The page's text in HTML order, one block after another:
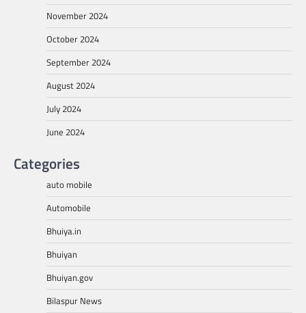
November 2024
October 2024
September 2024
August 2024
July 2024
June 2024
Categories
auto mobile
Automobile
Bhuiya.in
Bhuiyan
Bhuiyan.gov
Bilaspur News